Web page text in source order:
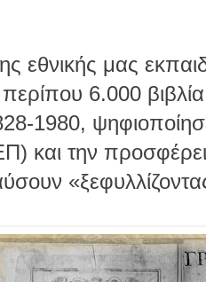
εθνικής μας
περίπου 6.000
1980,
και την